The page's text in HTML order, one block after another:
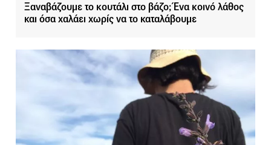
Ξαναβάζουμε το κουτάλι στο βάζο; Ένα κοινό λάθος
και όσα χαλάει χωρίς να το καταλάβουμε